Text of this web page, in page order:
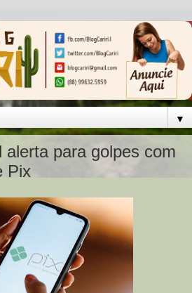
▼
alerta para golpes com
Pix